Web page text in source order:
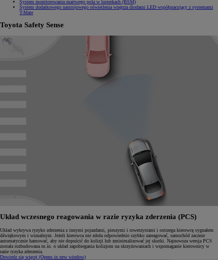
System monitorowania martwego pola w lusterkach (BSM)
System dodatkowego nastrojowego oświetlenia wnętrza diodami LED współpracujący z systemami
T-Mate
Toyota Safety Sense
Układ wczesnego reagowania w razie ryzyka zderzenia (PCS)
Układ wykrywa ryzyko zderzenia z innymi pojazdami, pieszymi i rowerzystami i ostrzega kierowcę sygnałem
dźwiękowym i wizualnym. Jeżeli kierowca nie zdoła odpowiednio szybko zareagować, samochód zacznie
automatycznie hamować, aby nie dopuścić do kolizji lub zminimalizować jej skutki. Najnowsza wersja PCS
została rozbudowana m.in. o układ zapobiegania kolizjom na skrzyżowaniach i wspomaganie kierownicy w
razie ryzyka zderzenia.
Dowiedz się więcej (Opens in new window)